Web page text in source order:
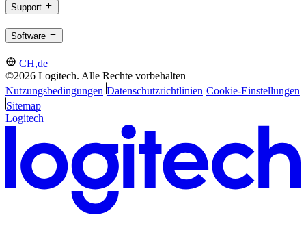
Support
Software
CH,de
©2026 Logitech. Alle Rechte vorbehalten
Nutzungsbedingungen Datenschutzrichtlinien Cookie-Einstellungen
Sitemap
Logitech